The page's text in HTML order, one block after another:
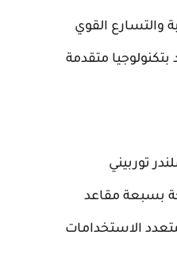
والتسارع القوي
متقدمة
توربيني
بسبعة مقاعد
الاستخدامات